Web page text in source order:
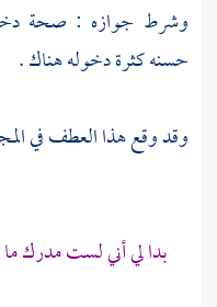
وشرط جوازه : صحة
حسنه كثرة دخوله هناك .
وقد وقع هذا العطف في
بدا لي أني لست مدرك